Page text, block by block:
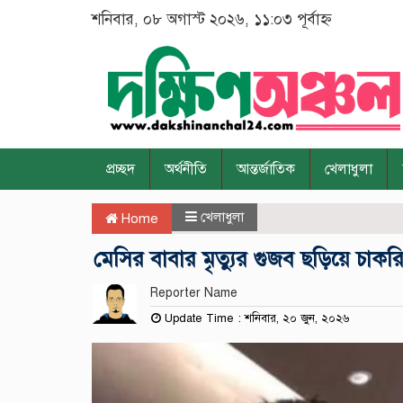
শনিবার, ০৮ অগাস্ট ২০২৬, ১১:০৩ পূর্বাহ্ন
প্রচ্ছদ অর্থনীতি আন্তর্জাতিক খেলাধুলা
Home খেলাধুলা
মেসির বাবার মৃত্যুর গুজব ছড়িয়ে
Reporter Name
Update Time : শনিবার, ২০ জুন, ২০২৬